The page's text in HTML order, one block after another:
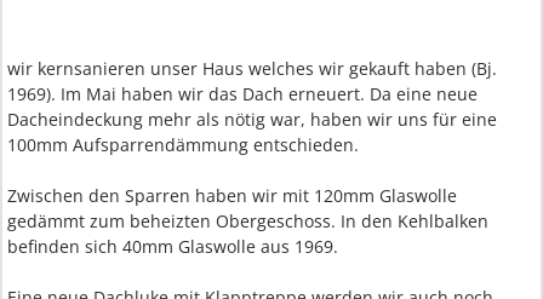
wir kernsanieren unser Haus welches wir gekauft haben (Bj.
1969). Im Mai haben wir das Dach erneuert. Da eine neue
Dacheindeckung mehr als nötig war, haben wir uns für eine
100mm Aufsparrendämmung entschieden.
Zwischen den Sparren haben wir mit 120mm Glaswolle
gedämmt zum beheizten Obergeschoss. In den Kehlbalken
befinden sich 40mm Glaswolle aus 1969.